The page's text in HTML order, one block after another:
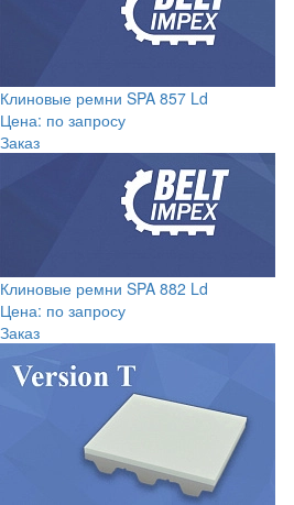
Клиновые ремни SPA 857 Ld
Цена: по запросу
Заказ
Клиновые ремни SPA 882 Ld
Цена: по запросу
Заказ